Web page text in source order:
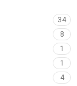
34
8
1
1
4